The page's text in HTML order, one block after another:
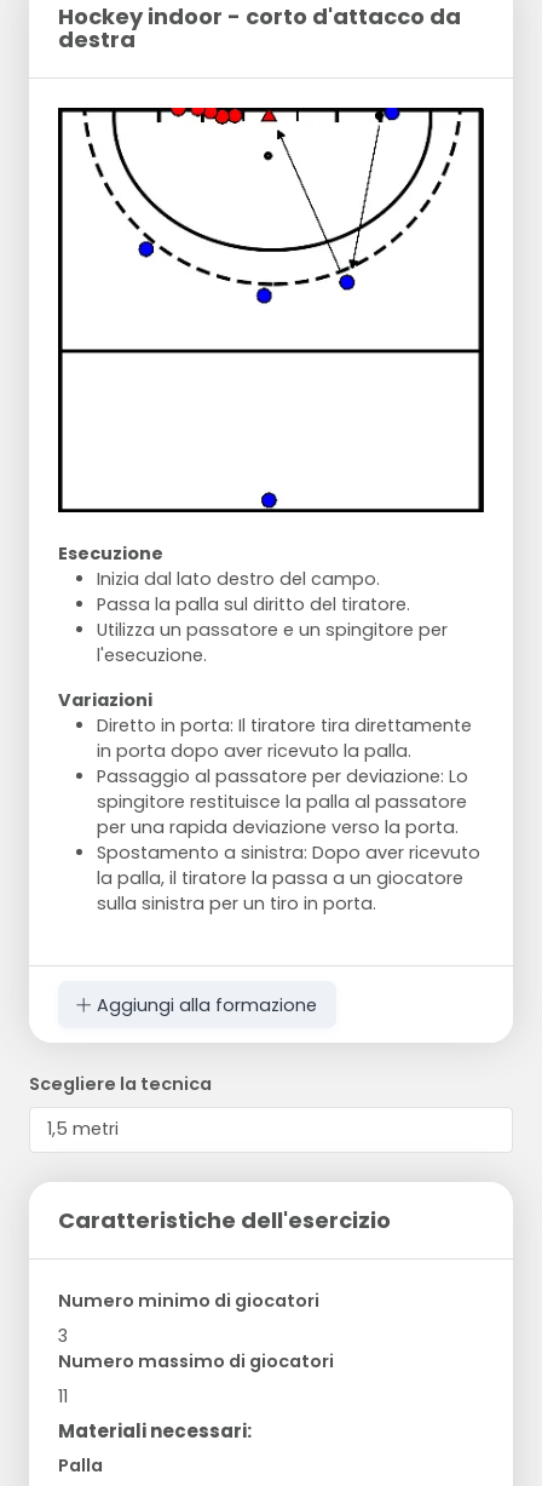
Hockey indoor - corto d'attacco da
destra
Esecuzione
Inizia dal lato destro del campo.
Passa la palla sul diritto del tiratore.
Utilizza un passatore e un spingitore per
l'esecuzione.
Variazioni
Diretto in porta: Il tiratore tira direttamente
in porta dopo aver ricevuto la palla.
Passaggio al passatore per deviazione: Lo
spingitore restituisce la palla al passatore
per una rapida deviazione verso la porta.
Spostamento a sinistra: Dopo aver ricevuto
la palla, il tiratore la passa a un giocatore
sulla sinistra per un tiro in porta.
Aggiungi alla formazione
Scegliere la tecnica
Caratteristiche dell'esercizio
Numero minimo di giocatori
3
Numero massimo di giocatori
11
Materiali necessari:
Palla